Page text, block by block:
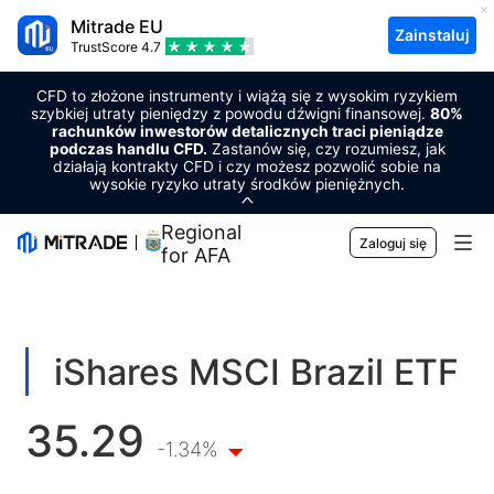
Mitrade EU
TrustScore 4.7
Zainstaluj
CFD to złożone instrumenty i wiążą się z wysokim ryzykiem
szybkiej utraty pieniędzy z powodu dźwigni finansowej. 80%
rachunków inwestorów detalicznych traci pieniądze
podczas handlu CFD. Zastanów się, czy rozumiesz, jak
działają kontrakty CFD i czy możesz pozwolić sobie na
wysokie ryzyko utraty środków pieniężnych.
Regional Sponsor
for AFA
Zaloguj się
Waluta
Towary
Kryptowaluty
Handlowy
Platforma handlowa
Zarządzanie ryzykiem
Narzędzia rynkowe
Kalendarz ekonomiczny
Edukacja
iShares MSCI Brazil ETF
35.29 -1.34%